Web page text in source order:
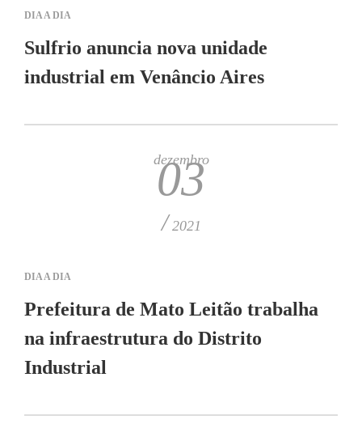
DIA A DIA
Sulfrio anuncia nova unidade
industrial em Venâncio Aires
dezembro
03
/ 2021
DIA A DIA
Prefeitura de Mato Leitão trabalha
na infraestrutura do Distrito
Industrial